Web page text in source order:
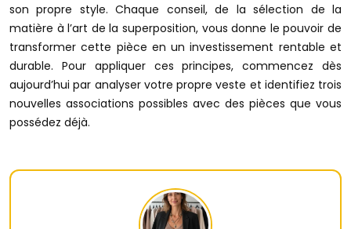
son propre style. Chaque conseil, de la sélection de la
matière à l’art de la superposition, vous donne le pouvoir de
transformer cette pièce en un investissement rentable et
durable. Pour appliquer ces principes, commencez dès
aujourd’hui par analyser votre propre veste et identifiez trois
nouvelles associations possibles avec des pièces que vous
possédez déjà.